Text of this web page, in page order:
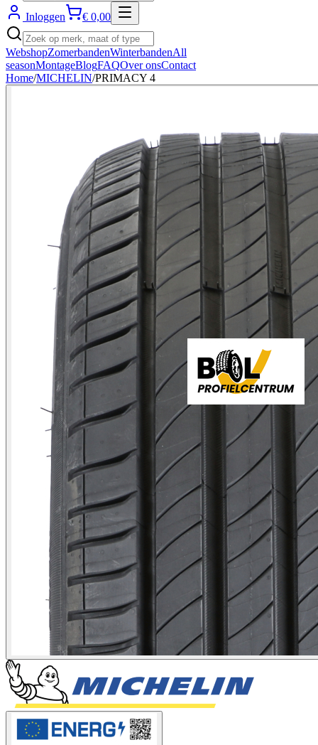
Inloggen € 0,00
WebshopZomerbandenWinterbandenAll
seasonMontageBlogFAQOver onsContact
Home/MICHELIN/PRIMACY 4